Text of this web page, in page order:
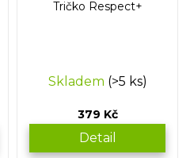
Tričko Respect+
Skladem (>5 ks)
379 Kč
Detail